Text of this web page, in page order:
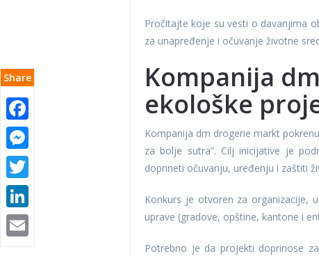
Share
Pročitajte koje su vesti o davanjima
za unapređenje i očuvanje životne
Kompanija
ekološke
Kompanija dm drogerie markt
za bolje sutra”. Cilj inicijative je
doprineti očuvanju, uređenju i zaštiti
Konkurs je otvoren za organizacije,
uprave (gradove, opštine, kantone i
Potrebno je da projekti doprinose